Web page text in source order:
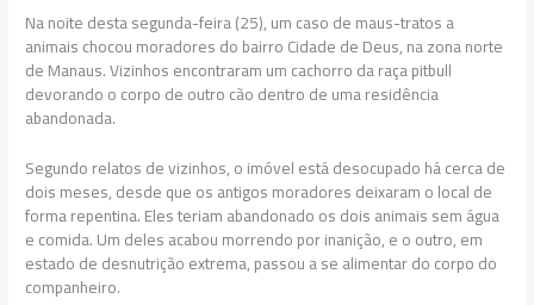
Na noite desta segunda-feira (25), um caso de maus-tratos a
animais chocou moradores do bairro Cidade de Deus, na zona norte
de Manaus. Vizinhos encontraram um cachorro da raça pitbull
devorando o corpo de outro cão dentro de uma residência
abandonada.
Segundo relatos de vizinhos, o imóvel está desocupado há cerca de
dois meses, desde que os antigos moradores deixaram o local de
forma repentina. Eles teriam abandonado os dois animais sem água
e comida. Um deles acabou morrendo por inanição, e o outro, em
estado de desnutrição extrema, passou a se alimentar do corpo do
companheiro.